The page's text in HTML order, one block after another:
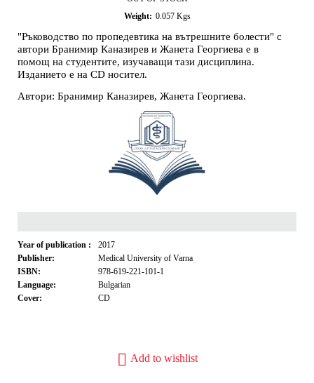
Weight: 0.057 Kgs
"Ръководство по пропедевтика на вътрешните болести" с
автори Бранимир Каназирев и Жанета Георгиева е в
помощ на студентите, изучаващи тази дисциплина.
Изданието е на CD носител.
Автори: Бранимир Каназирев, Жанета Георгиева.
Year of publication :
2017
Publisher:
Medical University of Varna
ISBN:
978-619-221-101-1
Language:
Bulgarian
Cover:
CD
Add to wishlist